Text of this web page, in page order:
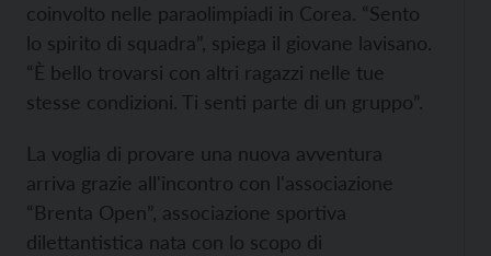
coinvolto nelle paraolimpiadi in Corea. “Sento
lo spirito di squadra”, spiega il giovane lavisano.
“È bello trovarsi con altri ragazzi nelle tue
stesse condizioni. Ti senti parte di un gruppo”.
La voglia di provare una nuova avventura
arriva grazie all'incontro con l'associazione
“Brenta Open”, associazione sportiva
dilettantistica nata con lo scopo di